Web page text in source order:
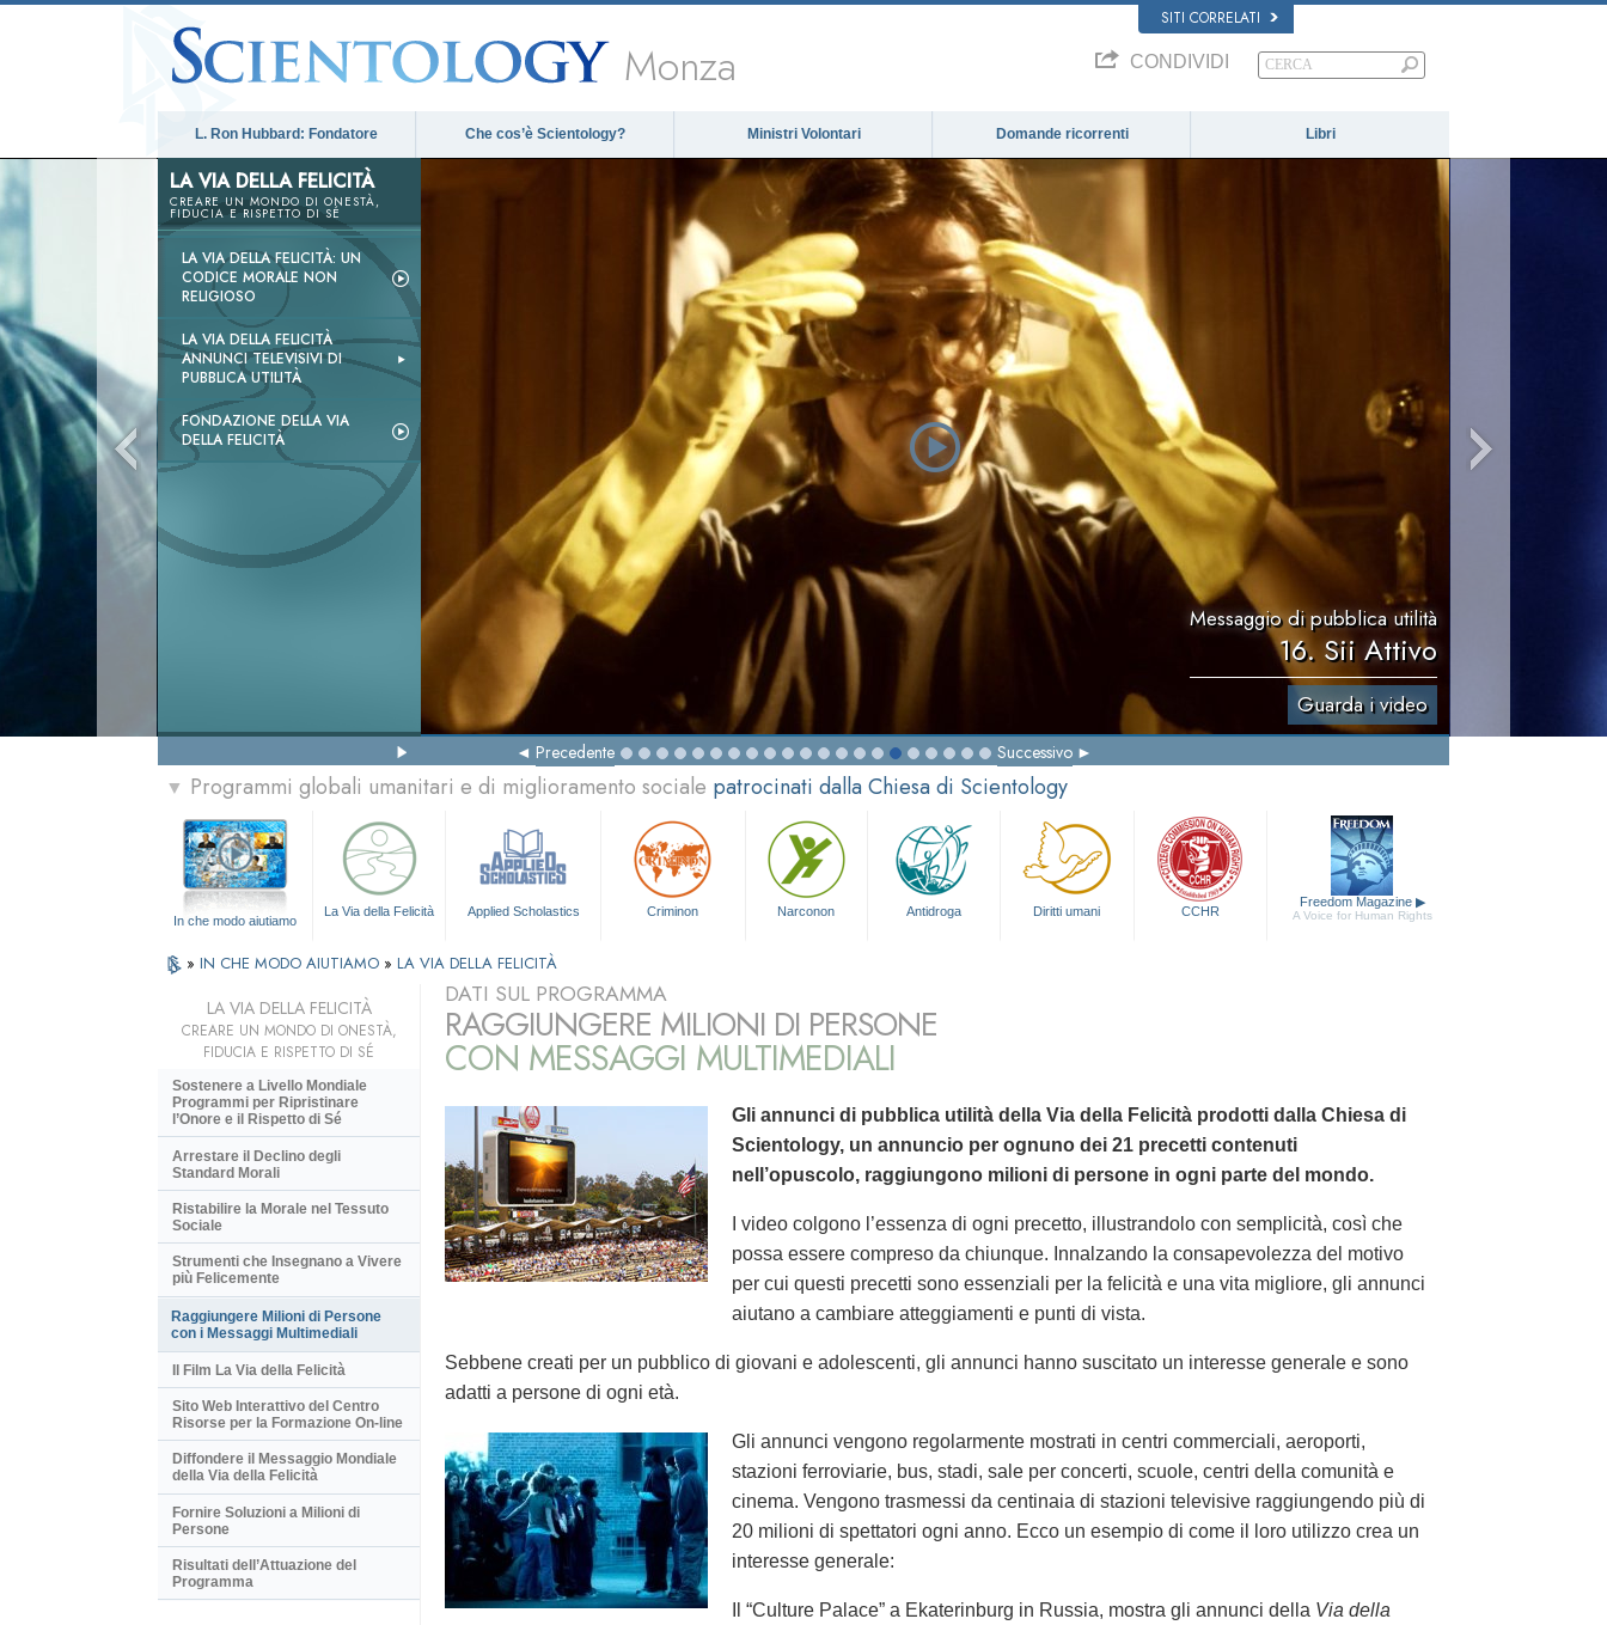
SITI CORRELATI
Monza CONDIVIDI
L. Ron Hubbard: Fondatore Che cos’è Scientology? Ministri Volontari Domande ricorrenti Libri
LA VIA DELLA FELICITÀ
CREARE UN MONDO DI ONESTÀ,
FIDUCIA E RISPETTO DI SÉ
LA VIA DELLA FELICITÀ: UN
CODICE MORALE NON
RELIGIOSO
LA VIA DELLA FELICITÀ
ANNUNCI TELEVISIVI DI
PUBBLICA UTILITÀ
FONDAZIONE DELLA VIA
DELLA FELICITÀ
Messaggio di pubblica utilità
16. Sii Attivo
Guarda i video
Precedente Successivo
▼ Programmi globali umanitari e di miglioramento sociale patrocinati dalla Chiesa di Scientology
In che modo aiutiamo
La Via della Felicità Applied Scholastics Criminon Narconon Antidroga Diritti umani CCHR
Freedom Magazine ▶
A Voice for Human Rights
» IN CHE MODO AIUTIAMO » LA VIA DELLA FELICITÀ
DATI SUL PROGRAMMA
RAGGIUNGERE MILIONI DI PERSONE
CON MESSAGGI MULTIMEDIALI
Gli annunci di pubblica utilità della Via della Felicità prodotti dalla Chiesa di
Scientology, un annuncio per ognuno dei 21 precetti contenuti
nell’opuscolo, raggiungono milioni di persone in ogni parte del mondo.
I video colgono l’essenza di ogni precetto, illustrandolo con semplicità, così che
possa essere compreso da chiunque. Innalzando la consapevolezza del motivo
per cui questi precetti sono essenziali per la felicità e una vita migliore, gli annunci
aiutano a cambiare atteggiamenti e punti di vista.
Sebbene creati per un pubblico di giovani e adolescenti, gli annunci hanno suscitato un interesse generale e sono
adatti a persone di ogni età.
Gli annunci vengono regolarmente mostrati in centri commerciali, aeroporti,
stazioni ferroviarie, bus, stadi, sale per concerti, scuole, centri della comunità e
cinema. Vengono trasmessi da centinaia di stazioni televisive raggiungendo più di
20 milioni di spettatori ogni anno. Ecco un esempio di come il loro utilizzo crea un
interesse generale:
Il “Culture Palace” a Ekaterinburg in Russia, mostra gli annunci della Via della
LA VIA DELLA FELICITÀ
CREARE UN MONDO DI ONESTÀ,
FIDUCIA E RISPETTO DI SÉ
Sostenere a Livello Mondiale
Programmi per Ripristinare
l’Onore e il Rispetto di Sé
Arrestare il Declino degli
Standard Morali
Ristabilire la Morale nel Tessuto
Sociale
Strumenti che Insegnano a Vivere
più Felicemente
Raggiungere Milioni di Persone
con i Messaggi Multimediali
Il Film La Via della Felicità
Sito Web Interattivo del Centro
Risorse per la Formazione On-line
Diffondere il Messaggio Mondiale
della Via della Felicità
Fornire Soluzioni a Milioni di
Persone
Risultati dell’Attuazione del
Programma